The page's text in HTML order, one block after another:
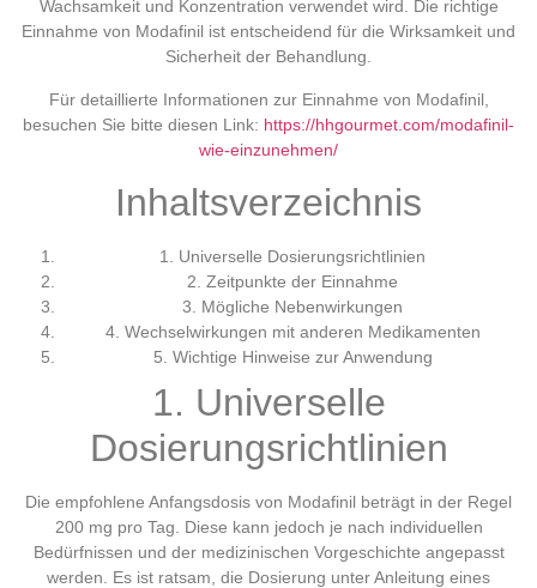
Wachsamkeit und Konzentration verwendet wird. Die richtige
Einnahme von Modafinil ist entscheidend für die Wirksamkeit und
Sicherheit der Behandlung.
Für detaillierte Informationen zur Einnahme von Modafinil,
besuchen Sie bitte diesen Link: https://hhgourmet.com/modafinil-
wie-einzunehmen/
Inhaltsverzeichnis
1. Universelle Dosierungsrichtlinien
2. Zeitpunkte der Einnahme
3. Mögliche Nebenwirkungen
4. Wechselwirkungen mit anderen Medikamenten
5. Wichtige Hinweise zur Anwendung
1. Universelle
Dosierungsrichtlinien
Die empfohlene Anfangsdosis von Modafinil beträgt in der Regel
200 mg pro Tag. Diese kann jedoch je nach individuellen
Bedürfnissen und der medizinischen Vorgeschichte angepasst
werden. Es ist ratsam, die Dosierung unter Anleitung eines